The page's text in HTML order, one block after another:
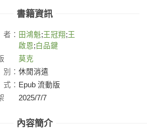
書籍資訊
者： 田鴻魁;王冠翔 ;王
啟恩;白品鍵
莫克
別： 休閒消遣
式： Epub 流動版
2025/7/7
內容簡介